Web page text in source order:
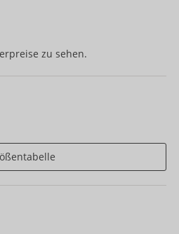
zu sehen.